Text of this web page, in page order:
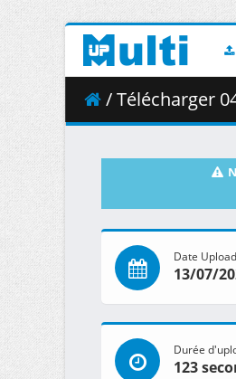
/ Télécharger
Date Upload
13/07/
Durée
123